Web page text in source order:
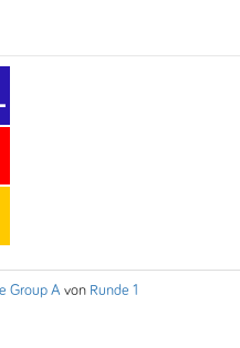
Group A von Runde 1